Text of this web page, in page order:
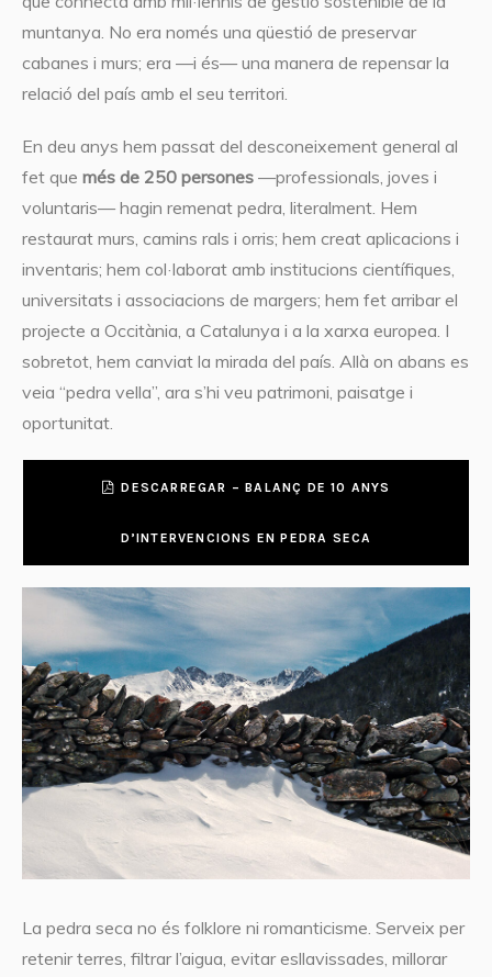
muntanya. No era només una qüestió de preservar
cabanes i murs; era —i és— una manera de repensar la
relació del país amb el seu territori.
En deu anys hem passat del desconeixement general al
fet que més de 250 persones—professionals, joves i
voluntaris— hagin remenat pedra, literalment. Hem
restaurat murs, camins rals i orris; hem creat aplicacions i
inventaris; hem col·laborat amb institucions científiques,
universitats i associacions de margers; hem fet arribar el
projecte a Occitània, a Catalunya i a la xarxa europea. I
sobretot, hem canviat la mirada del país. Allà on abans es
veia “pedra vella”, ara s’hi veu patrimoni, paisatge i
oportunitat.
DESCARREGAR – BALANÇ DE 10 ANYS
D’INTERVENCIONS EN PEDRA SECA
La pedra seca no és folklore ni romanticisme. Serveix per
retenir terres, filtrar l’aigua, evitar esllavissades, millorar